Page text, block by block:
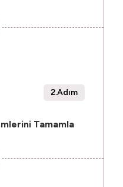
2.Adım
Tamamla